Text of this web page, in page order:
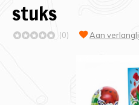
stuks
(0) Aan